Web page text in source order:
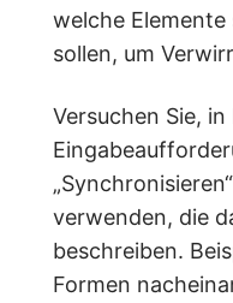
welche
sollen, um
Versuchen Sie, in
verwenden, die
beschreiben.
Formen